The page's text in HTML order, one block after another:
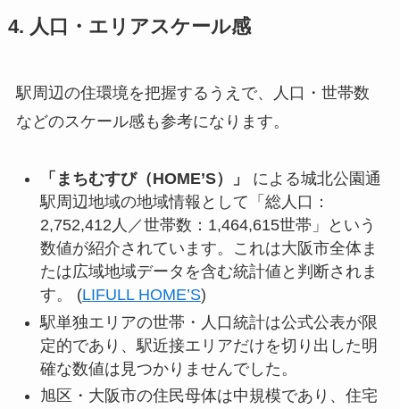
4. 人口・エリアスケール感
駅周辺の住環境を把握するうえで、人口・世帯数
などのスケール感も参考になります。
「まちむすび（HOME’S）」
による城北公園通
駅周辺地域の地域情報として「総人口：
2,752,412人／世帯数：1,464,615世帯」という
数値が紹介されています。これは大阪市全体ま
たは広域地域データを含む統計値と判断されま
す。 (LIFULL HOME’S)
駅単独エリアの世帯・人口統計は公式公表が限
定的であり、駅近接エリアだけを切り出した明
確な数値は見つかりませんでした。
旭区・大阪市の住民母体は中規模であり、住宅